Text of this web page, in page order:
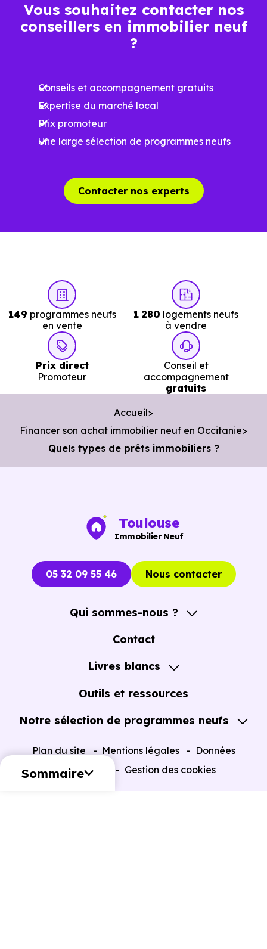
Sommaire
Vous souhaitez contacter nos
conseillers en immobilier neuf
?
Conseils et accompagnement gratuits
Expertise du marché local
Prix promoteur
Une large sélection de programmes neufs
Contacter nos experts
149 programmes neufs
en vente
1 280 logements neufs
à vendre
Prix direct
Promoteur
Conseil et
accompagnement
gratuits
Accueil
Financer son achat immobilier neuf en Occitanie
Quels types de prêts immobiliers ?
Toulouse
Immobilier Neuf
05 32 09 55 46 Nous contacter
Qui sommes-nous ?
A propos
Contact
Livres blancs
Guide de l'Achat immobilier neuf en VEFA
Outils et ressources
Notre sélection de programmes neufs
Programmes neufs Dispositif Jeanbrun
Plan du site Mentions légales
Données
personnelles
Gestion des cookies